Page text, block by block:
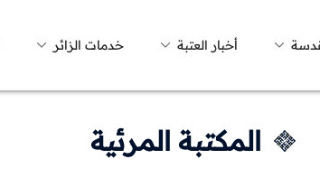
أخبار العتبة خدمات الزائر
المكتبة المرئية